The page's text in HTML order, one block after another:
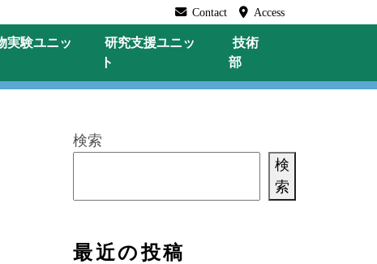
Contact Access
実験ユニッ
研究支援ユニッ
ト
技術
部
検索
検
索
最近の投稿